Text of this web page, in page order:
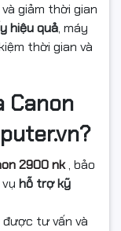
giảm thời gian
hiệu quả, máy
thời gian và
Canon
2900 nk, bảo
hỗ trợ kỹ
được tư vấn và